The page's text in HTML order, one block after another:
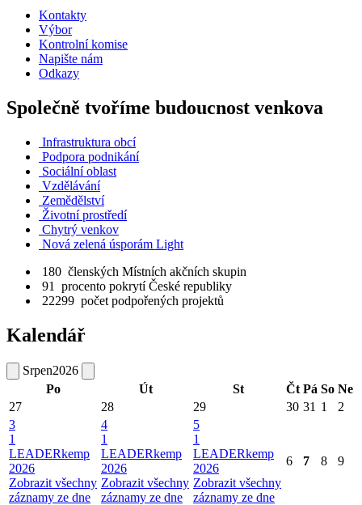
Kontakty
Výbor
Kontrolní komise
Napište nám
Odkazy
Společně tvoříme budoucnost venkova
Infrastruktura obcí
Podpora podnikání
Sociální oblast
Vzdělávání
Zemědělství
Životní prostředí
Chytrý venkov
Nová zelená úsporám Light
180 členských Místních akčních skupin
91
procento pokrytí České republiky
22299 počet podpořených projektů
Kalendář
Srpen2026
Po
Út St Čt Pá So Ne
27
28 29 30 31 1
2
3
1
LEADERkemp
2026
Zobrazit všechny
záznamy ze dne
4
1
LEADERkemp
2026
Zobrazit všechny
záznamy ze dne
5
1
LEADERkemp
2026
Zobrazit všechny
záznamy ze dne
6 7 8 9